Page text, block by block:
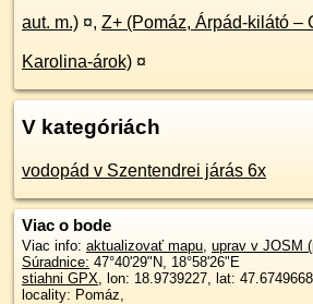
aut. m.) ¤, Z+ (Pomáz, Árpád-kilátó –
Karolina-árok) ¤
V kategóriách
vodopád v Szentendrei járás 6x
Viac o bode
Viac info: aktualizovať mapu, uprav v JOSM
Súradnice: 47°40'29"N, 18°58'26"E
stiahni GPX, lon: 18.9739227, lat:
locality: Pomáz,